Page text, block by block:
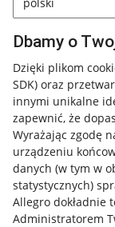
Dbamy o
Dzięki plikom
SDK) oraz
innymi unikalne
zapewnić, że
Wyrażając zgodę
urządzeniu
danych (w tym w
statystycznych)
Allegro dokładnie
Administratorem